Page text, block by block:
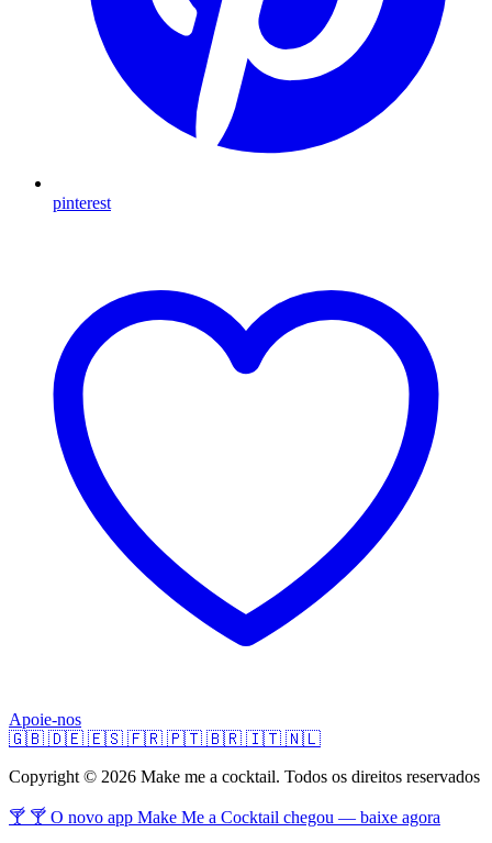
pinterest
Apoie-nos
🇬🇧 🇩🇪 🇪🇸 🇫🇷 🇵🇹 🇧🇷 🇮🇹 🇳🇱
Copyright © 2026 Make me a cocktail. Todos os direitos reservados
🍸 🍸 O novo app Make Me a Cocktail chegou — baixe agora